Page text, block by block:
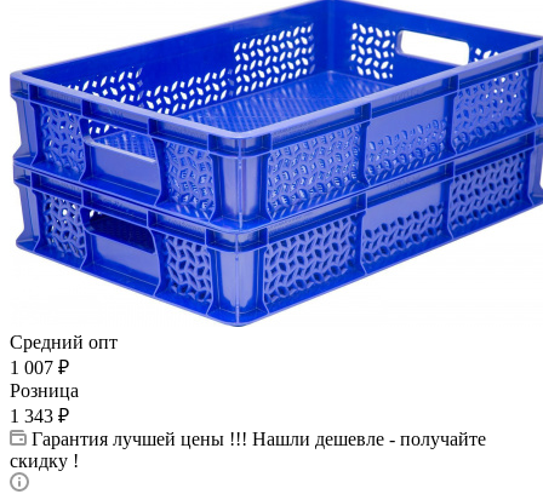
Средний опт
1 007 ₽
Розница
1 343 ₽
Гарантия лучшей цены !!! Нашли дешевле - получайте
скидку !